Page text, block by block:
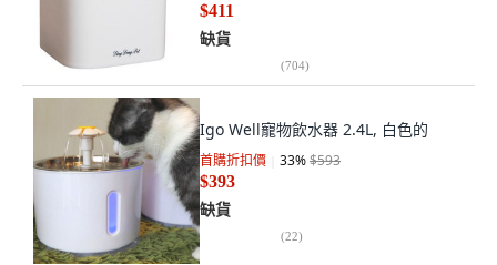
$411
缺貨
(704)
Igo Well寵物飲水器 2.4L, 白色的
首購折扣價 33%$593
$393
缺貨
(22)